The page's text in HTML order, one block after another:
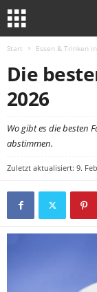
Start Essen & Trinken
Die
2026
Wo gibt es die besten
abstimmen.
Zuletzt aktualisiert: 9.